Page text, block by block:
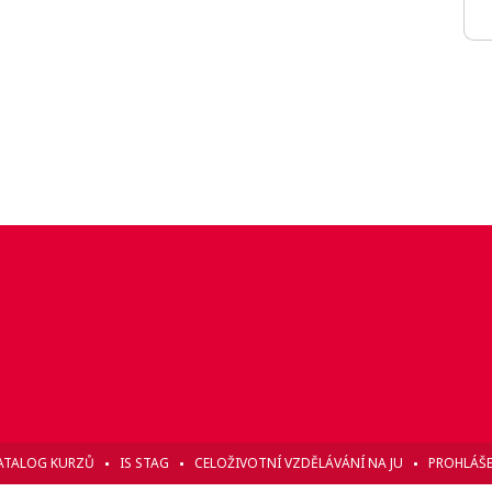
KURZŮ IS STAG CELOŽIVOTNÍ VZDĚLÁVÁNÍ NA JU